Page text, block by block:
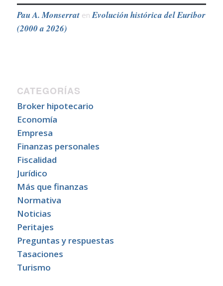
Pau A. MonserratenEvolución histórica del Euribor
(2000 a 2026)
CATEGORÍAS
Broker hipotecario
Economía
Empresa
Finanzas personales
Fiscalidad
Jurídico
Más que finanzas
Normativa
Noticias
Peritajes
Preguntas y respuestas
Tasaciones
Turismo